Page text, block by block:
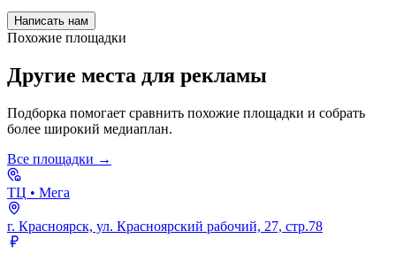
Написать нам
Похожие площадки
Другие места для рекламы
Подборка помогает сравнить похожие площадки и собрать
более широкий медиаплан.
Все площадки →
ТЦ • Мега
г. Красноярск, ул. Красноярский рабочий, 27, стр.78